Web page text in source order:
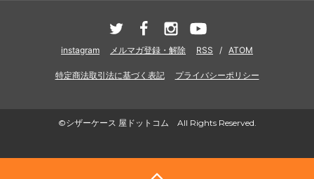
instagram メルマガ登録・解除 RSS / ATOM
特定商法取引法に基づく表記 プライバシーポリシー
©シザーケース 屋ドットコム All Rights Reserved.